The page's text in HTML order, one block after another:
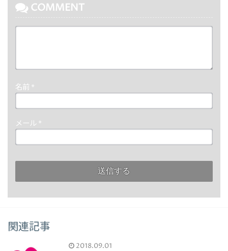
COMMENT
名前 *
メール *
関連記事
2018.09.01